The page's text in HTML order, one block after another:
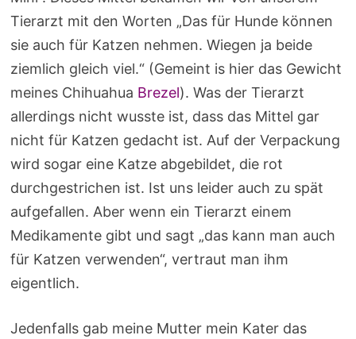
Tierarzt mit den Worten „Das für Hunde können
sie auch für Katzen nehmen. Wiegen ja beide
ziemlich gleich viel.“ (Gemeint is hier das Gewicht
meines Chihuahua Brezel). Was der Tierarzt
allerdings nicht wusste ist, dass das Mittel gar
nicht für Katzen gedacht ist. Auf der Verpackung
wird sogar eine Katze abgebildet, die rot
durchgestrichen ist. Ist uns leider auch zu spät
aufgefallen. Aber wenn ein Tierarzt einem
Medikamente gibt und sagt „das kann man auch
für Katzen verwenden“, vertraut man ihm
eigentlich.
Jedenfalls gab meine Mutter mein Kater das